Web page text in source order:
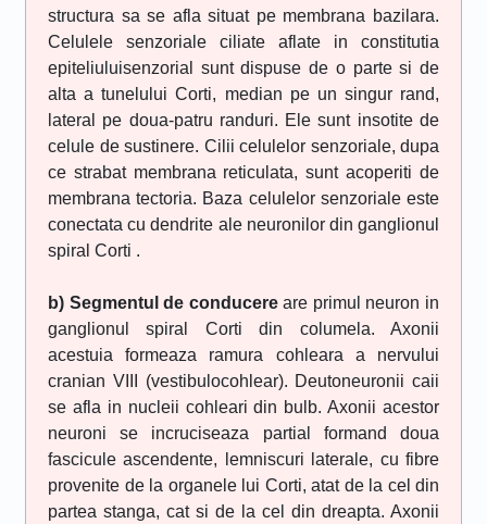
structura sa se afla situat pe membrana bazilara.
Celulele senzoriale ciliate aflate in constitutia
epiteliuluisenzorial sunt dispuse de o parte si de
alta a tunelului Corti, median pe un singur rand,
lateral pe doua-patru randuri. Ele sunt insotite de
celule de sustinere. Cilii celulelor senzoriale, dupa
ce strabat membrana reticulata, sunt acoperiti de
membrana tectoria. Baza celulelor senzoriale este
conectata cu dendrite ale neuronilor din ganglionul
spiral Corti .
b) Segmentul de conducereare primul neuron in
ganglionul spiral Corti din columela. Axonii
acestuia formeaza ramura cohleara a nervului
cranian VIII (vestibulocohlear). Deutoneuronii caii
se afla in nucleii cohleari din bulb. Axonii acestor
neuroni se incruciseaza partial formand doua
fascicule ascendente, lemniscuri laterale, cu fibre
provenite de la organele lui Corti, atat de la cel din
partea stanga, cat si de la cel din dreapta. Axonii